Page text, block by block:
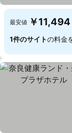
最安値 ￥11,494
1件のサイトの料金